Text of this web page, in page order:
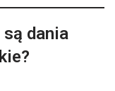
dania